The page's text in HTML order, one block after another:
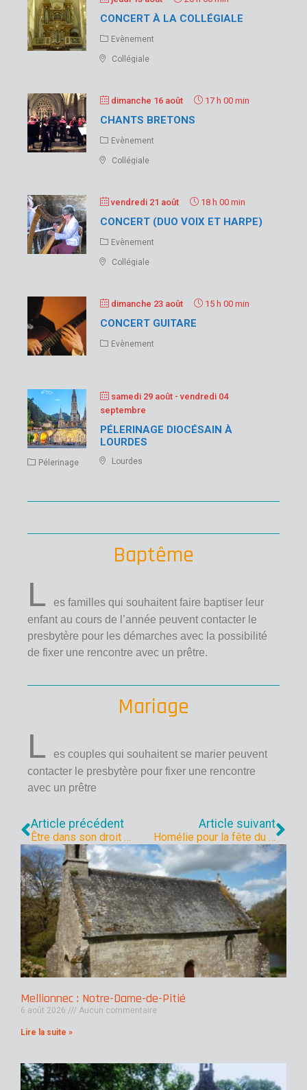
CONCERT À LA COLLÉGIALE
Collégiale
Evènement
dimanche 16 août 17 h 00 min
CHANTS BRETONS
Collégiale
Evènement
vendredi 21 août 18 h 00 min
CONCERT (DUO VOIX ET HARPE)
Collégiale
Evènement
dimanche 23 août 15 h 00 min
CONCERT GUITARE
Evènement
samedi 29 août - vendredi 04
septembre
PÉLERINAGE DIOCÉSAIN À
LOURDES
Lourdes
Pélerinage
Baptême
L
es familles qui souhaitent faire baptiser leur
enfant au cours de l’année peuvent contacter le
presbytère pour les démarches avec la possibilité
de fixer une rencontre avec un prêtre.
Mariage
L
es couples qui souhaitent se marier peuvent
contacter le presbytère pour fixer une rencontre
avec un prêtre
Article précédent
Être dans son droit …
Article suivant
Homélie pour la fête du Christ Roi 2020
Mellionnec : Notre-Dame-de-Pitié
6 août 2026 Aucun commentaire
Lire la suite »